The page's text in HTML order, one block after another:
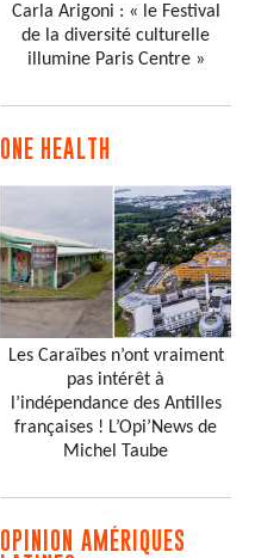
Carla Arigoni : « le Festival
de la diversité culturelle
illumine Paris Centre »
ONE HEALTH
Les Caraïbes n’ont vraiment
pas intérêt à
l’indépendance des Antilles
françaises ! L’Opi’News de
Michel Taube
OPINION AMÉRIQUES